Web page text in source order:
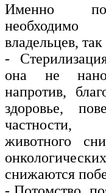
Именно
владельцев,
-
она не
напротив,
здоровье,
частности,
животного
снижаются